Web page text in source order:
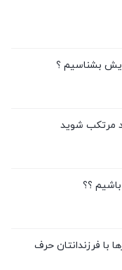
بشناسیم ؟
؟؟
با فرزندانتان حرف